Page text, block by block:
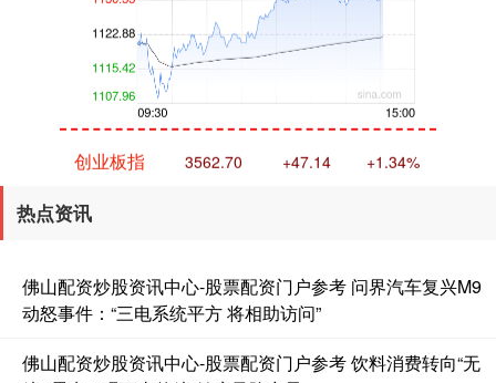
创业板指 3562.70 +47.14 +1.34%
7239.80 +10.00 +0.14%
热点资讯
佛山配资炒股资讯中心-股票配资门户参考 问界汽车复兴M9
动怒事件：“三电系统平方 将相助访问”
佛山配资炒股资讯中心-股票配资门户参考 饮料消费转向“无